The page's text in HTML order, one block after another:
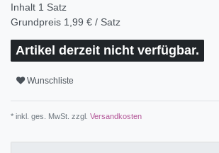
Inhalt 1 Satz
Grundpreis 1,99 € / Satz
Artikel derzeit nicht verfügbar.
Wunschliste
* inkl. ges. MwSt. zzgl. Versandkosten